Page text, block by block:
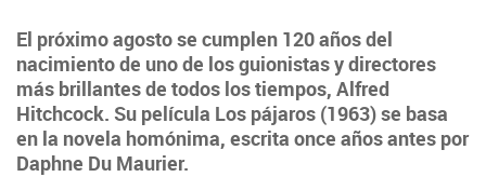
El próximo agosto se cumplen 120 años del
nacimiento de uno de los guionistas y directores
más brillantes de todos los tiempos, Alfred
Hitchcock. Su película Los pájaros (1963) se basa
en la novela homónima, escrita once años antes por
Daphne Du Maurier.